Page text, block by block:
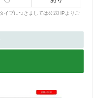
イプにつきましては公式HPよりご